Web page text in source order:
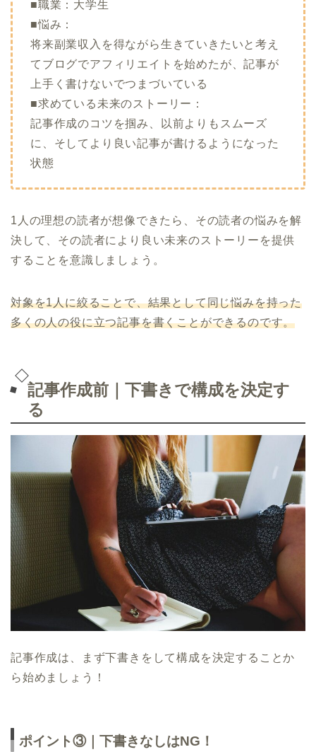
■職業：大学生
■悩み：
将来副業収入を得ながら生きていきたいと考え
てブログでアフィリエイトを始めたが、記事が
上手く書けないでつまづいている
■求めている未来のストーリー：
記事作成のコツを掴み、以前よりもスムーズ
に、そしてより良い記事が書けるようになった
状態
1人の理想の読者が想像できたら、その読者の悩みを解
決して、その読者により良い未来のストーリーを提供
することを意識しましょう。
対象を1人に絞ることで、結果として同じ悩みを持った
多くの人の役に立つ記事を書くことができるのです。
記事作成前｜下書きで構成を決定す
る
記事作成は、まず下書きをして構成を決定することか
ら始めましょう！
ポイント③｜下書きなしはNG！